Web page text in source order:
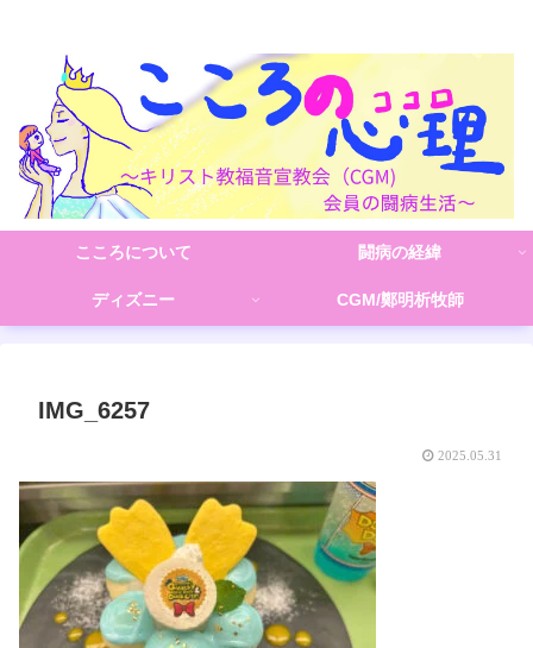
こころについて 闘病の経緯
ディズニー CGM/鄭明析牧師
IMG_6257
2025.05.31